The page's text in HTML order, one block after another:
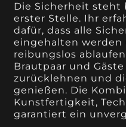
Die Sicherheit steht
erster Stelle. Ihr
dafür, dass alle
eingehalten werden
reibungslos
Brautpaar und
zurücklehnen und
genießen. Die
Kunstfertigkeit,
garantiert ein